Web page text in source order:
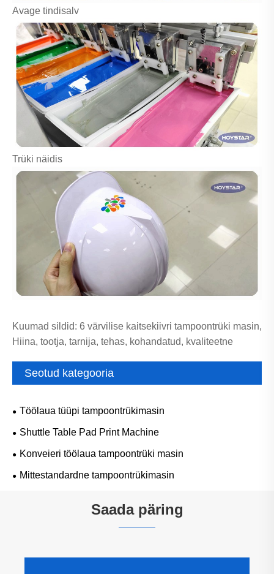
Avage tindisalv
Trüki näidis
Kuumad sildid: 6 värvilise kaitsekiivri tampoontrüki masin,
Hiina, tootja, tarnija, tehas, kohandatud, kvaliteetne
Seotud kategooria
Töölaua tüüpi tampoontrükimasin
Shuttle Table Pad Print Machine
Konveieri töölaua tampoontrüki masin
Mittestandardne tampoontrükimasin
Saada päring